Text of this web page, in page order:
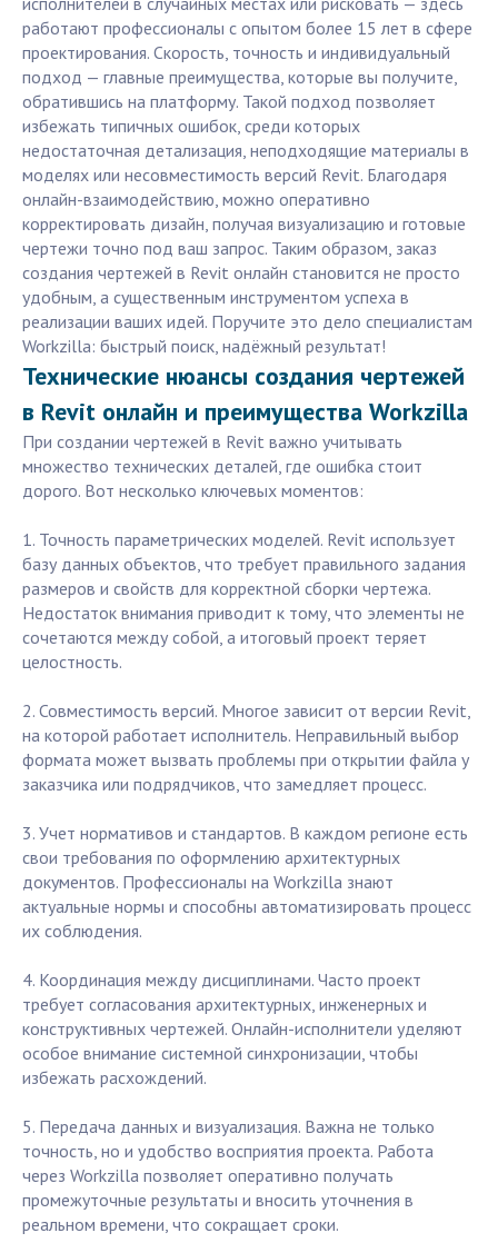
работают профессионалы с опытом более 15 лет в сфере
проектирования. Скорость, точность и индивидуальный
подход — главные преимущества, которые вы получите,
обратившись на платформу. Такой подход позволяет
избежать типичных ошибок, среди которых
недостаточная детализация, неподходящие материалы в
моделях или несовместимость версий Revit. Благодаря
онлайн-взаимодействию, можно оперативно
корректировать дизайн, получая визуализацию и готовые
чертежи точно под ваш запрос. Таким образом, заказ
создания чертежей в Revit онлайн становится не просто
удобным, а существенным инструментом успеха в
реализации ваших идей. Поручите это дело специалистам
Workzilla: быстрый поиск, надёжный результат!
Технические нюансы создания чертежей
в Revit онлайн и преимущества Workzilla
При создании чертежей в Revit важно учитывать
множество технических деталей, где ошибка стоит
дорого. Вот несколько ключевых моментов:
1. Точность параметрических моделей. Revit использует
базу данных объектов, что требует правильного задания
размеров и свойств для корректной сборки чертежа.
Недостаток внимания приводит к тому, что элементы не
сочетаются между собой, а итоговый проект теряет
целостность.
2. Совместимость версий. Многое зависит от версии Revit,
на которой работает исполнитель. Неправильный выбор
формата может вызвать проблемы при открытии файла у
заказчика или подрядчиков, что замедляет процесс.
3. Учет нормативов и стандартов. В каждом регионе есть
свои требования по оформлению архитектурных
документов. Профессионалы на Workzilla знают
актуальные нормы и способны автоматизировать процесс
их соблюдения.
4. Координация между дисциплинами. Часто проект
требует согласования архитектурных, инженерных и
конструктивных чертежей. Онлайн-исполнители уделяют
особое внимание системной синхронизации, чтобы
избежать расхождений.
5. Передача данных и визуализация. Важна не только
точность, но и удобство восприятия проекта. Работа
через Workzilla позволяет оперативно получать
промежуточные результаты и вносить уточнения в
реальном времени, что сокращает сроки.